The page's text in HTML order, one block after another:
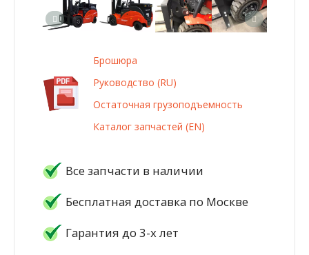
Брошюра
Руководство (RU)
Остаточная грузоподъемность
Каталог запчастей (EN)
Все запчасти в наличии
Бесплатная доставка по Москве
Гарантия до 3-х лет